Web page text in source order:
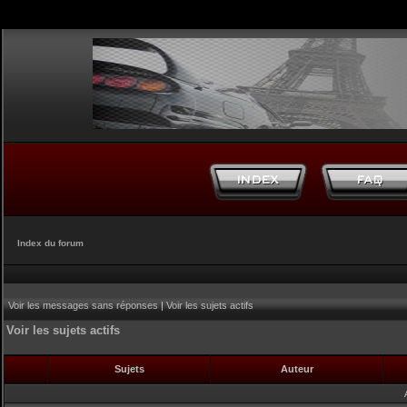
Index du forum
Voir les messages sans réponses|Voir les sujets actifs
Voir les sujets actifs
Sujets Auteur